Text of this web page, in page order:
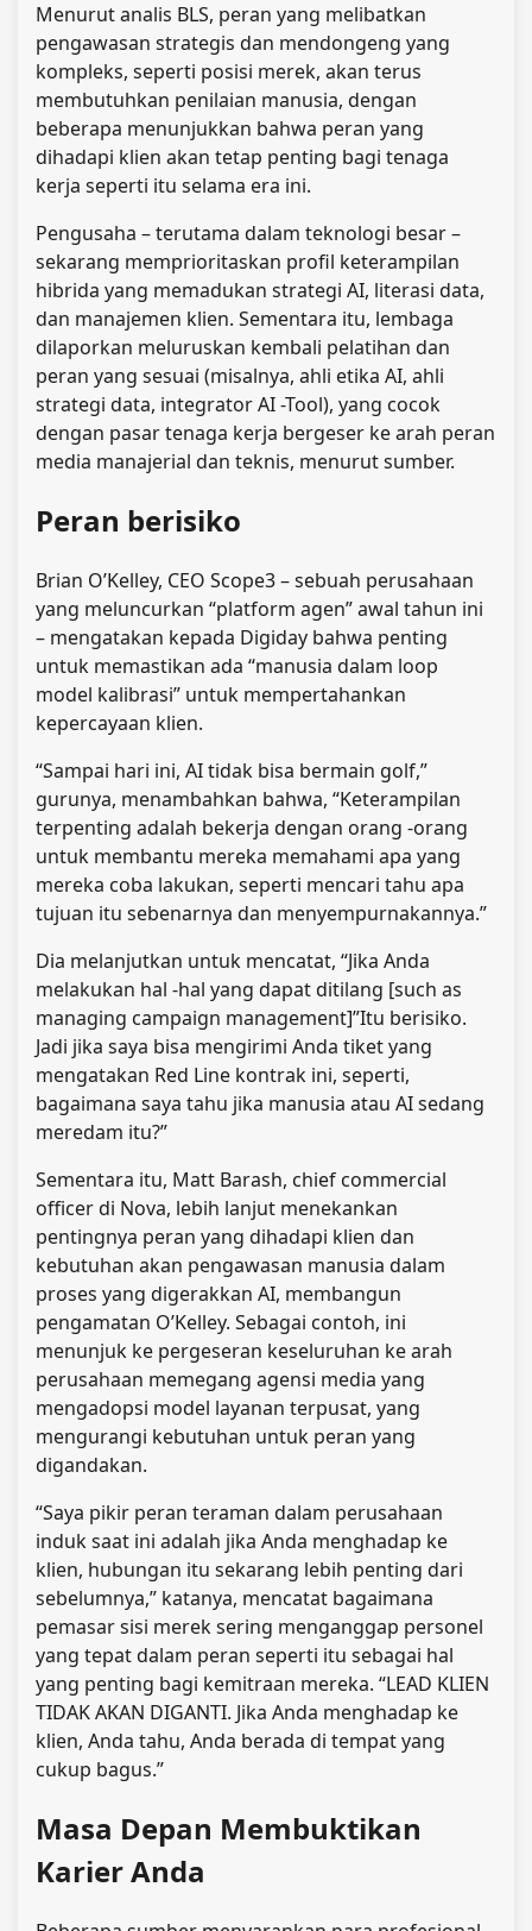
Menurut analis BLS, peran yang melibatkan
pengawasan strategis dan mendongeng yang
kompleks, seperti posisi merek, akan terus
membutuhkan penilaian manusia, dengan
beberapa menunjukkan bahwa peran yang
dihadapi klien akan tetap penting bagi tenaga
kerja seperti itu selama era ini.
Pengusaha – terutama dalam teknologi besar –
sekarang memprioritaskan profil keterampilan
hibrida yang memadukan strategi AI, literasi data,
dan manajemen klien. Sementara itu, lembaga
dilaporkan meluruskan kembali pelatihan dan
peran yang sesuai (misalnya, ahli etika AI, ahli
strategi data, integrator AI -Tool), yang cocok
dengan pasar tenaga kerja bergeser ke arah peran
media manajerial dan teknis, menurut sumber.
Peran berisiko
Brian O’Kelley, CEO Scope3 – sebuah perusahaan
yang meluncurkan “platform agen” awal tahun ini
– mengatakan kepada Digiday bahwa penting
untuk memastikan ada “manusia dalam loop
model kalibrasi” untuk mempertahankan
kepercayaan klien.
“Sampai hari ini, AI tidak bisa bermain golf,”
gurunya, menambahkan bahwa, “Keterampilan
terpenting adalah bekerja dengan orang -orang
untuk membantu mereka memahami apa yang
mereka coba lakukan, seperti mencari tahu apa
tujuan itu sebenarnya dan menyempurnakannya.”
Dia melanjutkan untuk mencatat, “Jika Anda
melakukan hal -hal yang dapat ditilang [such as
managing campaign management]”Itu berisiko.
Jadi jika saya bisa mengirimi Anda tiket yang
mengatakan Red Line kontrak ini, seperti,
bagaimana saya tahu jika manusia atau AI sedang
meredam itu?”
Sementara itu, Matt Barash, chief commercial
officer di Nova, lebih lanjut menekankan
pentingnya peran yang dihadapi klien dan
kebutuhan akan pengawasan manusia dalam
proses yang digerakkan AI, membangun
pengamatan O’Kelley. Sebagai contoh, ini
menunjuk ke pergeseran keseluruhan ke arah
perusahaan memegang agensi media yang
mengadopsi model layanan terpusat, yang
mengurangi kebutuhan untuk peran yang
digandakan.
“Saya pikir peran teraman dalam perusahaan
induk saat ini adalah jika Anda menghadap ke
klien, hubungan itu sekarang lebih penting dari
sebelumnya,” katanya, mencatat bagaimana
pemasar sisi merek sering menganggap personel
yang tepat dalam peran seperti itu sebagai hal
yang penting bagi kemitraan mereka. “LEAD KLIEN
TIDAK AKAN DIGANTI. Jika Anda menghadap ke
klien, Anda tahu, Anda berada di tempat yang
cukup bagus.”
Masa Depan Membuktikan
Karier Anda